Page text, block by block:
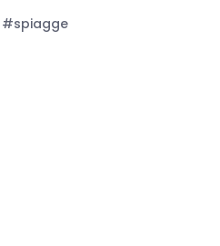
#spiagge